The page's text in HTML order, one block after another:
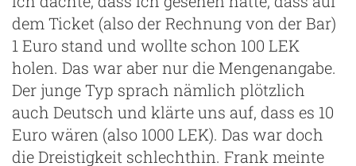
dem Ticket (also der Rechnung von der Bar)
1 Euro stand und wollte schon 100 LEK
holen. Das war aber nur die Mengenangabe.
Der junge Typ sprach nämlich plötzlich
auch Deutsch und klärte uns auf, dass es 10
Euro wären (also 1000 LEK). Das war doch
die Dreistigkeit schlechthin. Frank meinte